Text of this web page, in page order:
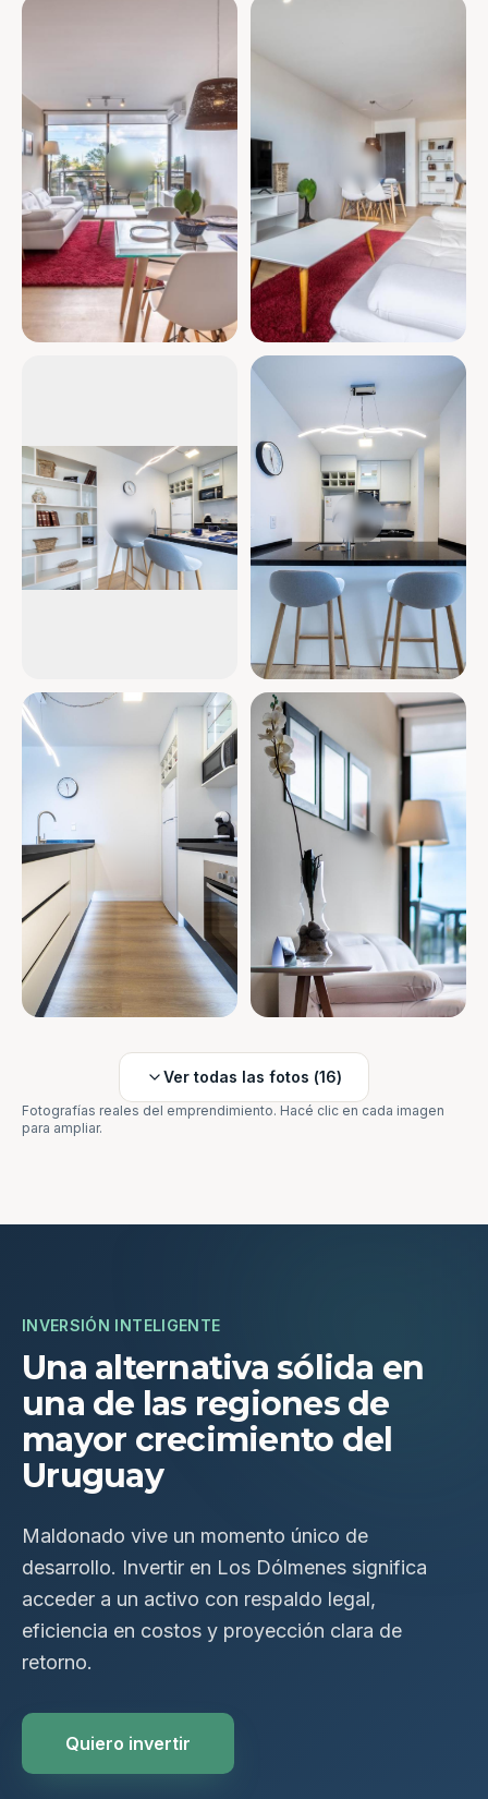
Ver todas las fotos (16)
Fotografías reales del emprendimiento. Hacé clic en cada imagen
para ampliar.
INVERSIÓN INTELIGENTE
Una alternativa sólida en
una de las regiones de
mayor crecimiento del
Uruguay
Maldonado vive un momento único de
desarrollo. Invertir en Los Dólmenes significa
acceder a un activo con respaldo legal,
eficiencia en costos y proyección clara de
retorno.
Quiero invertir